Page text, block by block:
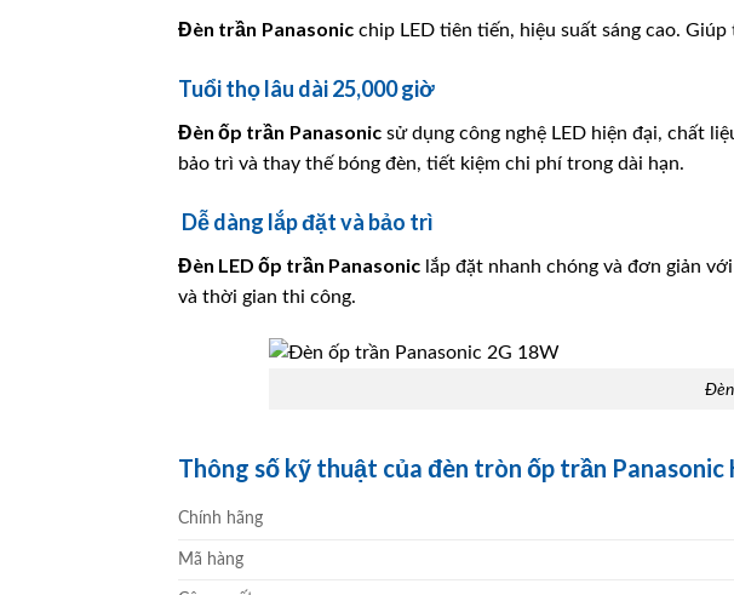
Đèn trần Panasonic chip LED tiên tiến, hiệu suất sáng cao.
Tuổi thọ lâu dài 25,000 giờ
Đèn ốp trần Panasonic sử dụng công nghệ LED hiện đại, chất
bảo trì và thay thế bóng đèn, tiết kiệm chi phí trong dài hạn.
Dễ dàng lắp đặt và bảo trì
Đèn LED ốp trần Panasonic lắp đặt nhanh chóng và đơn giản
và thời gian thi công.
Thông số kỹ thuật của đèn tròn ốp trần
Chính hãng
Mã hàng